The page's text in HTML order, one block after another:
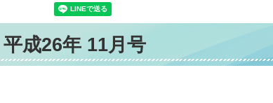
成26年 11月号